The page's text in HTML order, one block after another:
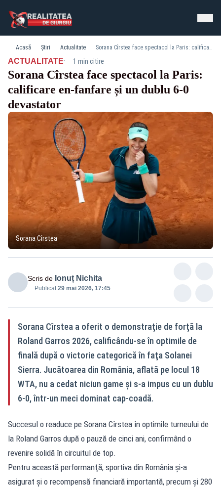
Acasă Știri Actualitate Sorana Cîrstea face spectacol la Paris: calificare en-fanfare și un dublu 6-0 devastator
ACTUALITATE· 1 min citire
Sorana Cîrstea face spectacol la Paris:
calificare en-fanfare și un dublu 6-0
devastator
Sorana Cîrstea
Scris de Ionuț Nichita
Publicat:29 mai 2026, 17:45
Sorana Cîrstea a oferit o demonstraţie de forţă la
Roland Garros 2026, calificându-se în optimile de
finală după o victorie categorică în faţa Solanei
Sierra. Jucătoarea din România, aflată pe locul 18
WTA, nu a cedat niciun game şi s-a impus cu un dublu
6-0, într-un meci dominat cap-coadă.
Succesul o readuce pe Sorana Cîrstea în optimile turneului de
la Roland Garros după o pauză de cinci ani, confirmând o
revenire solidă în circuitul de top.
Pentru această performanţă, sportiva din România şi-a
asigurat şi o recompensă financiară importantă, precum şi 280